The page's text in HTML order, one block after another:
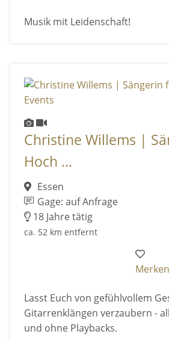
Musik mit Leidenschaft!
Christine Willems |
Hoch ...
Essen
Gage: auf Anfrage
18 Jahre tätig
ca. 52 km entfernt
Merken
Lasst Euch von gefühlvollem
Gitarrenklängen verzaubern -
und ohne Playbacks.